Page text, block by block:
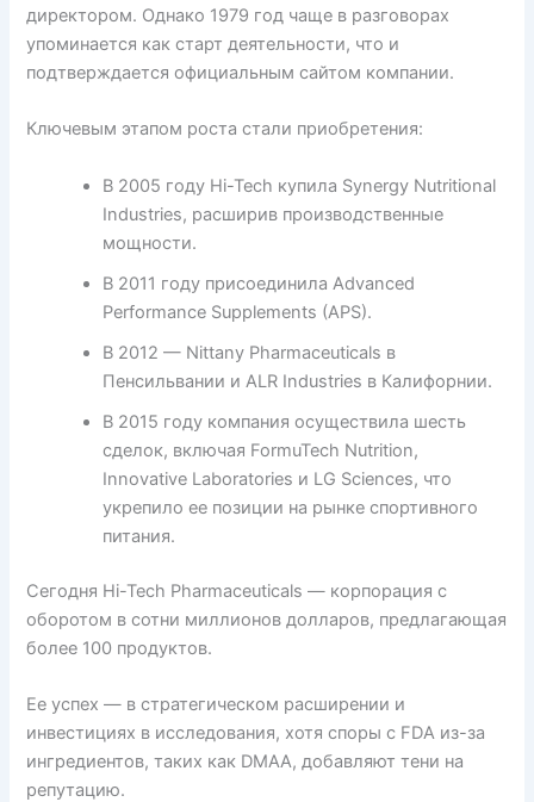
директором. Однако 1979 год чаще в разговорах
упоминается как старт деятельности, что и
подтверждается официальным сайтом компании.
Ключевым этапом роста стали приобретения:
В 2005 году Hi-Tech купила Synergy Nutritional
Industries, расширив производственные
мощности.
В 2011 году присоединила Advanced
Performance Supplements (APS).
В 2012 — Nittany Pharmaceuticals в
Пенсильвании и ALR Industries в Калифорнии.
В 2015 году компания осуществила шесть
сделок, включая FormuTech Nutrition,
Innovative Laboratories и LG Sciences, что
укрепило ее позиции на рынке спортивного
питания.
Сегодня Hi-Tech Pharmaceuticals — корпорация с
оборотом в сотни миллионов долларов, предлагающая
более 100 продуктов.
Ее успех — в стратегическом расширении и
инвестициях в исследования, хотя споры с FDA из-за
ингредиентов, таких как DMAA, добавляют тени на
репутацию.